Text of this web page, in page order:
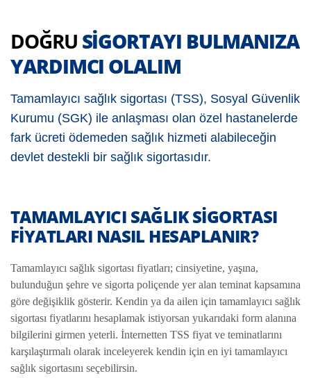
DOĞRU SIGORTAYI BULMANIZA
YARDIMCI OLALIM
Tamamlayıcı sağlık sigortası (TSS), Sosyal Güvenlik
Kurumu (SGK) ile anlaşması olan özel hastanelerde
fark ücreti ödemeden sağlık hizmeti alabileceğin
devlet destekli bir sağlık sigortasıdır.
TAMAMLAYICI SAĞLIK SIGORTASI
FIYATLARI NASIL HESAPLANIR?
Tamamlayıcı sağlık sigortası fiyatları; cinsiyetine, yaşına,
bulunduğun şehre ve sigorta poliçende yer alan teminat kapsamına
göre değişiklik gösterir. Kendin ya da ailen için tamamlayıcı sağlık
sigortası fiyatlarını hesaplamak istiyorsan yukarıdaki form alanına
bilgilerini girmen yeterli. İnternetten TSS fiyat ve teminatlarını
karşılaştırmalı olarak inceleyerek kendin için en iyi tamamlayıcı
sağlık sigortasını seçebilirsin.